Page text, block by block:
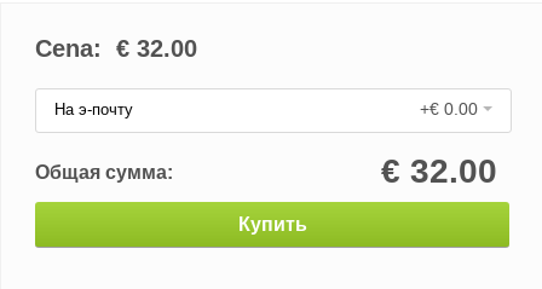
Cena: € 32.00
На э-почту +€ 0.00
Общая сумма: € 32.00
Купить